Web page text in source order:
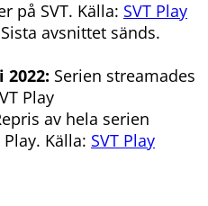
på SVT. Källa: SVT Play
Sista avsnittet sänds.
Serien streamades
Play
av hela serien
Källa: SVT Play